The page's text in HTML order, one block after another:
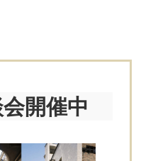
開催中